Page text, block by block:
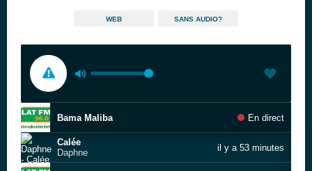
WEB SANS AUDIO?
Bama Maliba En direct
Calée
Daphne
il y a 53 minutes